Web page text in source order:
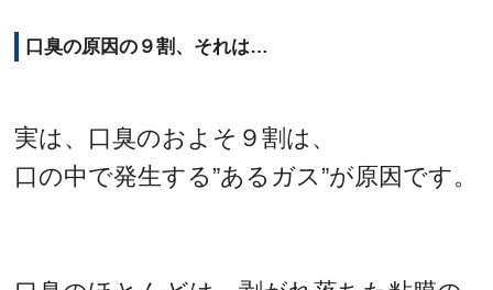
口臭の原因の９割、それは…
実は、口臭のおよそ９割は、
口の中で発生する”あるガス”が原因です。